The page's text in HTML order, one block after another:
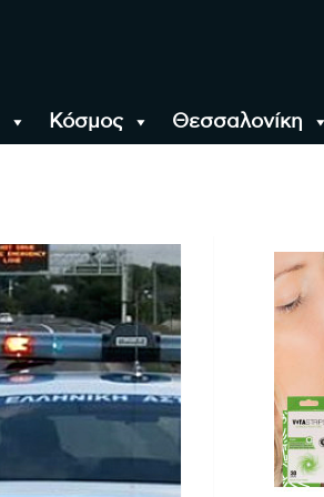
Κόσμος Θεσσαλονίκη